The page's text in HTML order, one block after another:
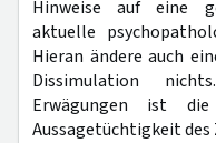
Hinweise auf eine
aktuelle
Hieran ändere auch
Dissimulation
Erwägungen ist
Aussagetüchtigkeit des